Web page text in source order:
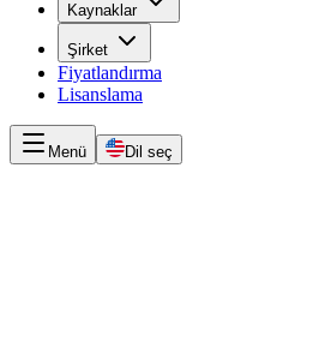
Kaynaklar
Şirket
Fiyatlandırma
Lisanslama
Menü Dil seç